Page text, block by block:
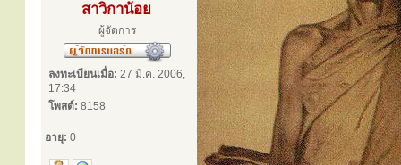
สาวิกาน้อย
ผู้จัดการ
ลงทะเบียนเมื่อ: 27 มี.ค. 2006,
17:34
โพสต์: 8158
อายุ: 0